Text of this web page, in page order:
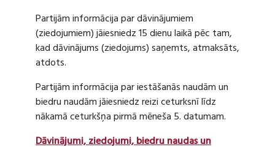
Partijām informācija par dāvinājumiem
(ziedojumiem) jāiesniedz 15 dienu laikā pēc tam,
kad dāvinājums (ziedojums) saņemts, atmaksāts,
atdots.
Partijām informācija par iestāšanās naudām un
biedru naudām jāiesniedz reizi ceturksnī līdz
nākamā ceturkšņa pirmā mēneša 5. datumam.
Dāvinājumi, ziedojumi, biedru naudas un